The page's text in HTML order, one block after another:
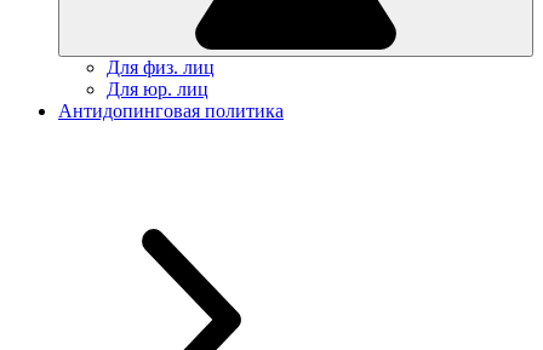
Для физ. лиц
Для юр. лиц
Антидопинговая политика